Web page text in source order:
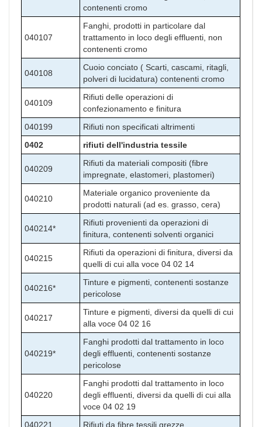
contenenti cromo
040107
Fanghi, prodotti in particolare dal
trattamento in loco degli effluenti, non
contenenti cromo
040108
Cuoio conciato ( Scarti, cascami, ritagli,
polveri di lucidatura) contenenti cromo
040109
Rifiuti delle operazioni di
confezionamento e finitura
040199
Rifiuti non specificati altrimenti
0402
rifiuti dell'industria tessile
040209
Rifiuti da materiali compositi (fibre
impregnate, elastomeri, plastomeri)
040210
Materiale organico proveniente da
prodotti naturali (ad es. grasso, cera)
040214*
Rifiuti provenienti da operazioni di
finitura, contenenti solventi organici
040215
Rifiuti da operazioni di finitura, diversi da
quelli di cui alla voce 04 02 14
040216*
Tinture e pigmenti, contenenti sostanze
pericolose
040217
Tinture e pigmenti, diversi da quelli di cui
alla voce 04 02 16
040219*
Fanghi prodotti dal trattamento in loco
degli effluenti, contenenti sostanze
pericolose
040220
Fanghi prodotti dal trattamento in loco
degli effluenti, diversi da quelli di cui alla
voce 04 02 19
040221
Rifiuti da fibre tessili grezze